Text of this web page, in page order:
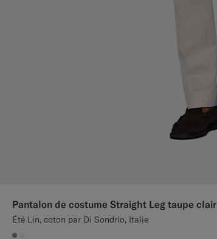
Pantalon de costume Straight Leg taupe clair
Été Lin, coton par Di Sondrio, Italie